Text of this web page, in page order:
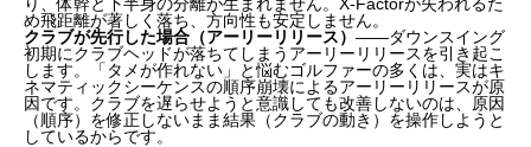
め飛距離が著しく落ち、方向性も安定しません。
クラブが先行した場合（アーリーリリース） ——ダウンスイング
初期にクラブヘッドが落ちてしまうアーリーリリースを引き起こ
します。「タメが作れない」と悩むゴルファーの多くは、実はキ
ネマティックシーケンスの順序崩壊によるアーリーリリースが原
因です。クラブを遅らせようと意識しても改善しないのは、原因
（順序）を修正しないまま結果（クラブの動き）を操作しようと
しているからです。